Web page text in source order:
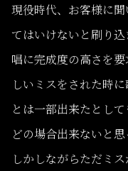
現役時代、お客様に
てはいけないと刷り
唱に完成度の高さを
しいミスをされた時
とは一部出来たとし
どの場合出来ないと思
しかしながらただミ